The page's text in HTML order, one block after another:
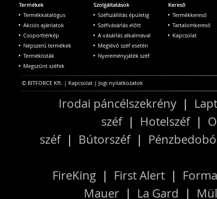
Termékek
Termékkatalógus
Akciós ajánlatok
Csoporttérkép
Népszerű termékek
Terméklisták
Megszűnt széfek
Szolgáltatások
Széfszállítás épületig
Széfvásárlás előtt
A vásárlás alkalmával
Meglévő széf esetén
Nyereményjáték széf
Kereső
Termékkereső
Tartalomkereső
Kapcsolat
© BITFORCE Kft. | Kapcsolat | Jogi nyilatkozatok
Irodai páncélszekrény |
széf| Hotelszéf|
széf| Bútorszéf|
FireKing | First Alert |
Mauer | La Gard |